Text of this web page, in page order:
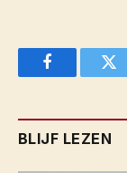
Facebook
BLIJF LEZEN